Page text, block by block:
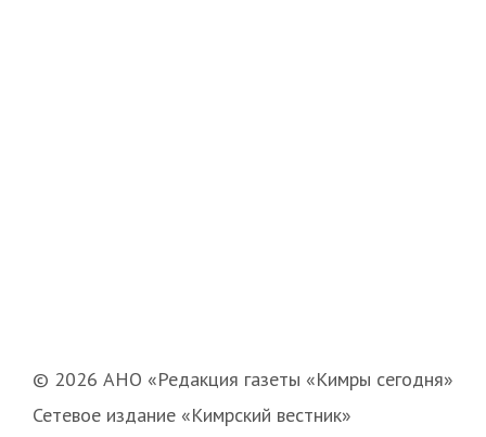
© 2026 АНО «Редакция газеты «Кимры сегодня»
Сетевое издание «Кимрский вестник»